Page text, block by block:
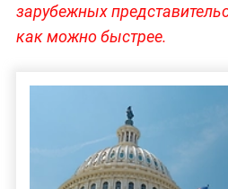
зарубежных
как можно быстрее.